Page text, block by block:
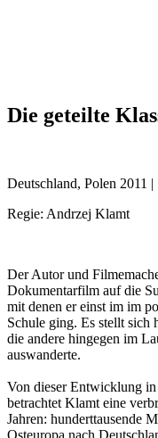
Die geteilte
Deutschland, Polen 2011
Regie: Andrzej Klamt
Der Autor und
Dokumentarfilm auf die
mit denen er einst im im
Schule ging. Es stellt sich
die andere hingegen im
auswanderte.
Von dieser Entwicklung in
betrachtet Klamt eine
Jahren: hunderttausende
Osteuropa nach